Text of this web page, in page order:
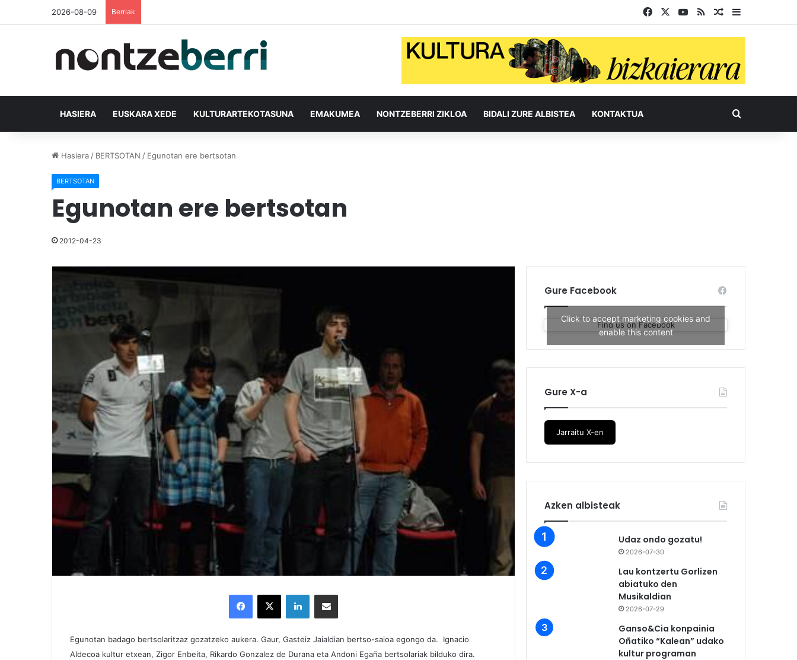
2026-08-09 Berriak Facebook YouTube
RSS Ausazko
HASIERA EUSKARA XEDE KULTURARTEKOTASUNA EMAKUMEA NONTZEBERRI ZIKLOA BIDALI ZURE ALBISTEA KONTAKTUA Bilatu
Hasiera / BERTSOTAN / Egunotan ere bertsotan
BERTSOTAN
Egunotan ere bertsotan
2012-04-23
Egunotan badago bertsolaritzaz gozatzeko aukera. Gaur, Gasteiz Jaialdian bertso-saioa egongo da. Ignacio
Aldecoa kultur etxean, Zigor Enbeita, Rikardo Gonzalez de Durana eta Andoni Egaña bertsolariak bilduko dira.
Gure Facebook
Find us on Facebook
Click to accept marketing cookies and
enable this content
Gure X-a
Jarraitu X-en
Azken albisteak
Udaz ondo gozatu!
2026-07-30
Lau kontzertu Gorlizen
abiatuko den
Musikaldian
2026-07-29
Ganso&Cia konpainia
Oñatiko “Kalean” udako
kultur programan